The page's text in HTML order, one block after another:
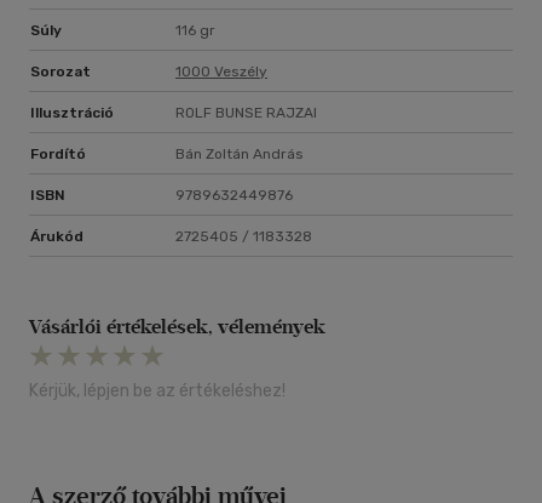
Súly 116 gr
Sorozat 1000 Veszély
Illusztráció ROLF BUNSE RAJZAI
Fordító Bán Zoltán András
ISBN 9789632449876
Árukód 2725405 / 1183328
Vásárlói értékelések, vélemények
Kérjük, lépjen be az értékeléshez!
A szerző további művei